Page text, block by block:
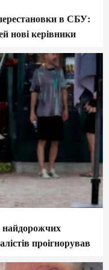
в СБУ:
нові керівники
найдорожчих
проігнорував